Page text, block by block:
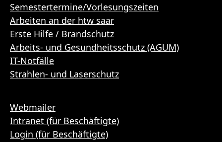
Semestertermine/Vorlesungszeiten
Arbeiten an der htw saar
Erste Hilfe / Brandschutz
Arbeits- und Gesundheitsschutz (AGUM)
IT-Notfälle
Strahlen- und Laserschutz
Webmailer
Intranet (für Beschäftigte)
Login (für Beschäftigte)